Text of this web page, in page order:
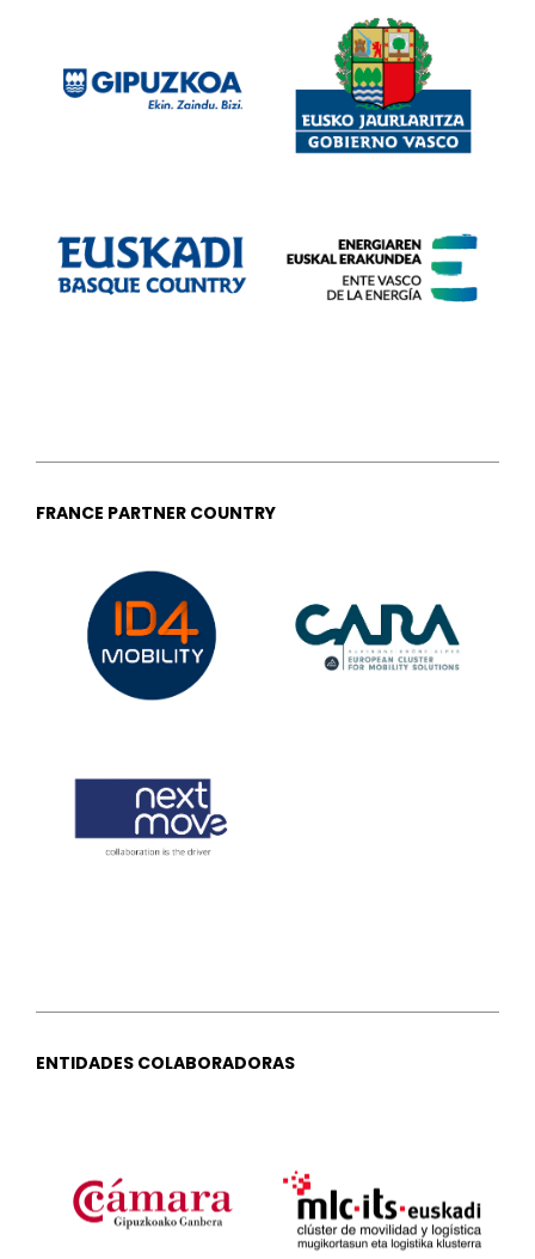
FRANCE PARTNER COUNTRY
ENTIDADES COLABORADORAS